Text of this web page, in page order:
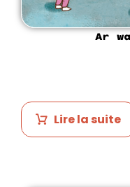
Ar
Lire la suite